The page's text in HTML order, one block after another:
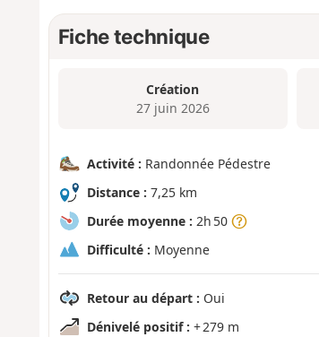
Fiche technique
Création
27 juin 2026
Activité : Randonnée Pédestre
Distance : 7,25 km
Durée moyenne : 2h 50
Difficulté : Moyenne
Retour au départ : Oui
Dénivelé positif : + 279 m